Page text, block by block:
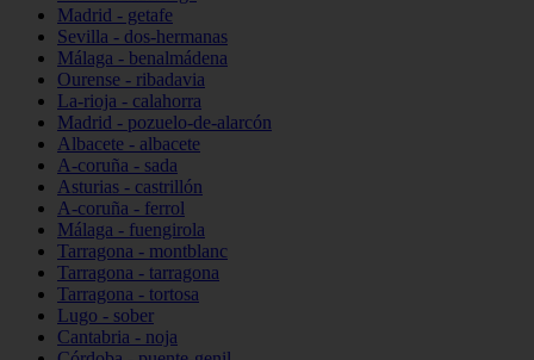
Madrid - getafe
Sevilla - dos-hermanas
Málaga - benalmádena
Ourense - ribadavia
La-rioja - calahorra
Madrid - pozuelo-de-alarcón
Albacete - albacete
A-coruña - sada
Asturias - castrillón
A-coruña - ferrol
Málaga - fuengirola
Tarragona - montblanc
Tarragona - tarragona
Tarragona - tortosa
Lugo - sober
Cantabria - noja